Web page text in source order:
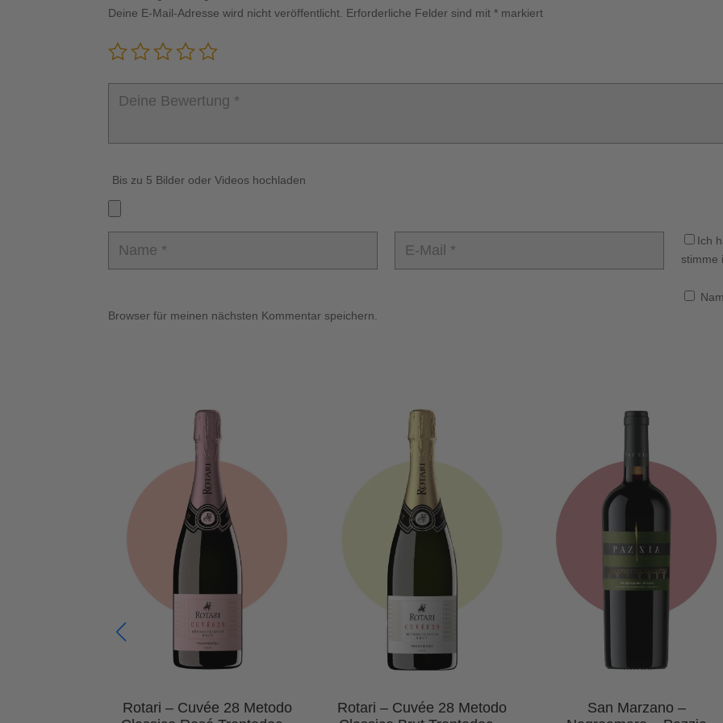
Deine E-Mail-Adresse wird nicht veröffentlicht. Erforderliche Felder sind mit * markiert
Bis zu 5 Bilder oder Videos hochladen
Ich
stimme
Browser für meinen nächsten Kommentar speichern.
Rotari – Cuvée 28 Metodo
Rotari – Cuvée 28 Metodo
San Marzano –